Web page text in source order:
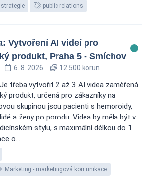
public relations
Vytvoření AI videí pro
produkt, Praha 5 - Smíchov
6. 8. 2026 12 500 korun
třeba vytvořit 2 až 3 AI videa zaměřená
produkt, určená pro zákazníky na
skupinou jsou pacienti s hemoroidy,
a ženy po porodu. Videa by měla být v
stylu, s maximální délkou do 1
o...
Marketing - marketingová komunikace